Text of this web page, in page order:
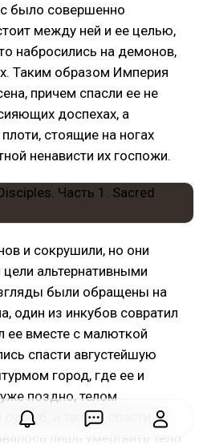
было совершенно
между ней и ее целью,
набросились на демонов,
Таким образом Империя
причем спасли ее не
доспехах, а
стоящие на ногах
ненависти их госпожи.
и сокрушили, но они
альтернативными
были обращены на
один из инкубов совратил
ее вместе с малюткой
спасти августейшую
город, где ее и
поздно, телом
и теперь спасти ее
лишь умертвить тело